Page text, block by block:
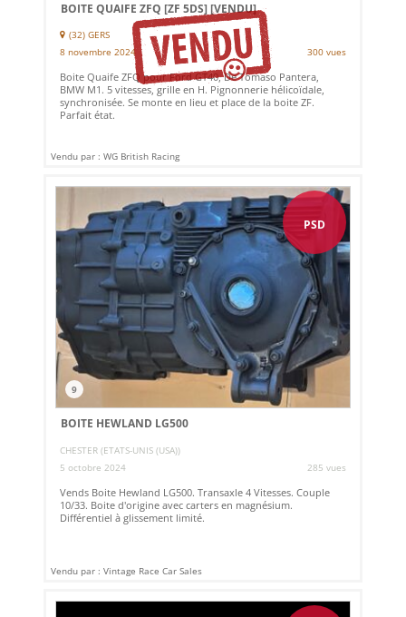
BOITE QUAIFE ZFQ [ZF 5DS] [VENDU]
(32) GERS
8 novembre 2024
300 vues
Boite Quaife ZFQ pour Ford GT40, De Tomaso Pantera,
BMW M1. 5 vitesses, grille en H. Pignonnerie hélicoïdale,
synchronisée. Se monte en lieu et place de la boite ZF.
Parfait état.
Vendu par : WG British Racing
PSD
9
BOITE HEWLAND LG500
CHESTER (ETATS-UNIS (USA))
5 octobre 2024
285 vues
Vends Boite Hewland LG500. Transaxle 4 Vitesses. Couple
10/33. Boite d'origine avec carters en magnésium.
Différentiel à glissement limité.
Vendu par : Vintage Race Car Sales